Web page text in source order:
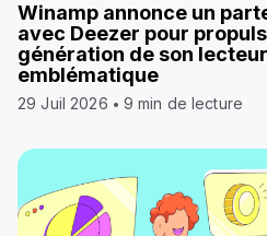
Winamp annonce un
avec Deezer pour
génération de son
emblématique
29 Juil 2026 9 min de lecture